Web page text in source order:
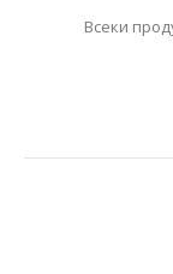
Всеки